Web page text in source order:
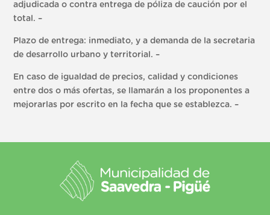
adjudicada o contra entrega de póliza de caución por el
total. –
Plazo de entrega: inmediato, y a demanda de la secretaria
de desarrollo urbano y territorial. –
En caso de igualdad de precios, calidad y condiciones
entre dos o más ofertas, se llamarán a los proponentes a
mejorarlas por escrito en la fecha que se establezca. –